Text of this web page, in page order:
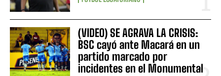
(VIDEO) SE AGRAVA LA CRISIS:
BSC cayó ante Macará en un
partido marcado por
incidentes en el Monumental